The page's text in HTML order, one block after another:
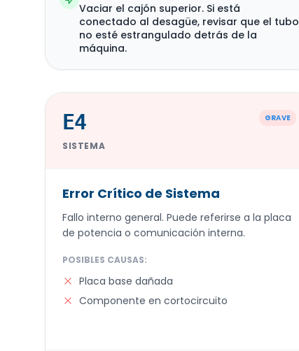
Vaciar el cajón superior. Si está
conectado al desagüe, revisar que el tubo
no esté estrangulado detrás de la
máquina.
E4 GRAVE
SISTEMA
Error Crítico de Sistema
Fallo interno general. Puede referirse a la placa
de potencia o comunicación interna.
POSIBLES CAUSAS:
Placa base dañada
Componente en cortocircuito